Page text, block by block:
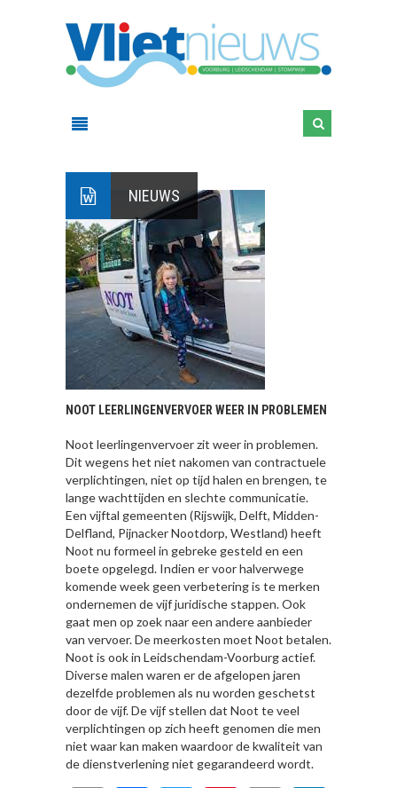
NIEUWS
NOOT LEERLINGENVERVOER WEER IN PROBLEMEN
Noot leerlingenvervoer zit weer in problemen.
Dit wegens het niet nakomen van contractuele
verplichtingen, niet op tijd halen en brengen, te
lange wachttijden en slechte communicatie.
Een vijftal gemeenten (Rijswijk, Delft, Midden-
Delfland, Pijnacker Nootdorp, Westland) heeft
Noot nu formeel in gebreke gesteld en een
boete opgelegd. Indien er voor halverwege
komende week geen verbetering is te merken
ondernemen de vijf juridische stappen. Ook
gaat men op zoek naar een andere aanbieder
van vervoer. De meerkosten moet Noot betalen.
Noot is ook in Leidschendam-Voorburg actief.
Diverse malen waren er de afgelopen jaren
dezelfde problemen als nu worden geschetst
door de vijf. De vijf stellen dat Noot te veel
verplichtingen op zich heeft genomen die men
niet waar kan maken waardoor de kwaliteit van
de dienstverlening niet gegarandeerd wordt.